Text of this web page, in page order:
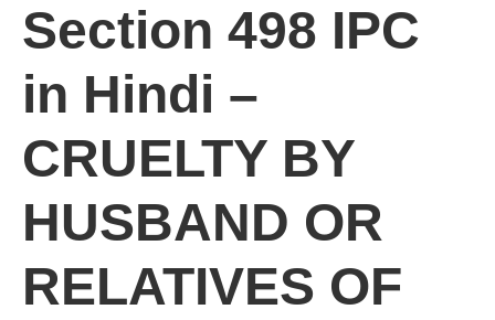
Section 498 IPC
in Hindi –
CRUELTY BY
HUSBAND OR
RELATIVES OF